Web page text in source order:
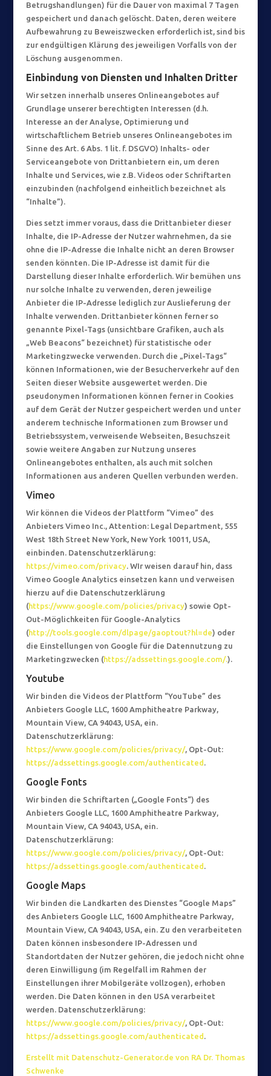
Betrugshandlungen) für die Dauer von maximal 7 Tagen
gespeichert und danach gelöscht. Daten, deren weitere
Aufbewahrung zu Beweiszwecken erforderlich ist, sind bis
zur endgültigen Klärung des jeweiligen Vorfalls von der
Löschung ausgenommen.
Einbindung von Diensten und Inhalten Dritter
Wir setzen innerhalb unseres Onlineangebotes auf
Grundlage unserer berechtigten Interessen (d.h.
Interesse an der Analyse, Optimierung und
wirtschaftlichem Betrieb unseres Onlineangebotes im
Sinne des Art. 6 Abs. 1 lit. f. DSGVO) Inhalts- oder
Serviceangebote von Drittanbietern ein, um deren
Inhalte und Services, wie z.B. Videos oder Schriftarten
einzubinden (nachfolgend einheitlich bezeichnet als
“Inhalte”).
Dies setzt immer voraus, dass die Drittanbieter dieser
Inhalte, die IP-Adresse der Nutzer wahrnehmen, da sie
ohne die IP-Adresse die Inhalte nicht an deren Browser
senden könnten. Die IP-Adresse ist damit für die
Darstellung dieser Inhalte erforderlich. Wir bemühen uns
nur solche Inhalte zu verwenden, deren jeweilige
Anbieter die IP-Adresse lediglich zur Auslieferung der
Inhalte verwenden. Drittanbieter können ferner so
genannte Pixel-Tags (unsichtbare Grafiken, auch als
„Web Beacons“ bezeichnet) für statistische oder
Marketingzwecke verwenden. Durch die „Pixel-Tags“
können Informationen, wie der Besucherverkehr auf den
Seiten dieser Website ausgewertet werden. Die
pseudonymen Informationen können ferner in Cookies
auf dem Gerät der Nutzer gespeichert werden und unter
anderem technische Informationen zum Browser und
Betriebssystem, verweisende Webseiten, Besuchszeit
sowie weitere Angaben zur Nutzung unseres
Onlineangebotes enthalten, als auch mit solchen
Informationen aus anderen Quellen verbunden werden.
Vimeo
Wir können die Videos der Plattform “Vimeo” des
Anbieters Vimeo Inc., Attention: Legal Department, 555
West 18th Street New York, New York 10011, USA,
einbinden. Datenschutzerklärung:
https://vimeo.com/privacy. WIr weisen darauf hin, dass
Vimeo Google Analytics einsetzen kann und verweisen
hierzu auf die Datenschutzerklärung
(https://www.google.com/policies/privacy) sowie Opt-
Out-Möglichkeiten für Google-Analytics
(http://tools.google.com/dlpage/gaoptout?hl=de) oder
die Einstellungen von Google für die Datennutzung zu
Marketingzwecken (https://adssettings.google.com/.).
Youtube
Wir binden die Videos der Plattform “YouTube” des
Anbieters Google LLC, 1600 Amphitheatre Parkway,
Mountain View, CA 94043, USA, ein.
Datenschutzerklärung:
https://www.google.com/policies/privacy/, Opt-Out:
https://adssettings.google.com/authenticated .
Google Fonts
Wir binden die Schriftarten („Google Fonts“) des
Anbieters Google LLC, 1600 Amphitheatre Parkway,
Mountain View, CA 94043, USA, ein.
Datenschutzerklärung:
https://www.google.com/policies/privacy/, Opt-Out:
https://adssettings.google.com/authenticated .
Google Maps
Wir binden die Landkarten des Dienstes “Google Maps”
des Anbieters Google LLC, 1600 Amphitheatre Parkway,
Mountain View, CA 94043, USA, ein. Zu den verarbeiteten
Daten können insbesondere IP-Adressen und
Standortdaten der Nutzer gehören, die jedoch nicht ohne
deren Einwilligung (im Regelfall im Rahmen der
Einstellungen ihrer Mobilgeräte vollzogen), erhoben
werden. Die Daten können in den USA verarbeitet
werden. Datenschutzerklärung:
https://www.google.com/policies/privacy/, Opt-Out:
https://adssettings.google.com/authenticated .
Erstellt mit Datenschutz-Generator.de von RA Dr. Thomas
Schwenke